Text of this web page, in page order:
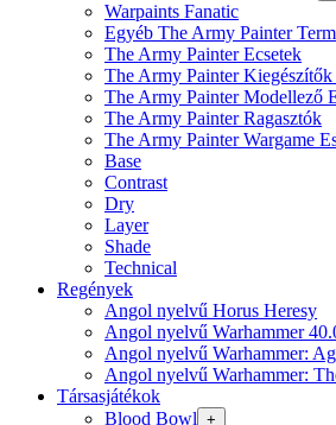
Warpaints Fanatic
Egyéb The Army Painter
The Army Painter Ecsetek
The Army Painter
The Army Painter Modellező
The Army Painter Ragasztók
The Army Painter Wargame
Base
Contrast
Dry
Layer
Shade
Technical
Regények
Angol nyelvű Horus Heresy
Angol nyelvű Warhammer
Angol nyelvű Warhammer:
Angol nyelvű Warhammer:
Társasjátékok
Blood Bowl +